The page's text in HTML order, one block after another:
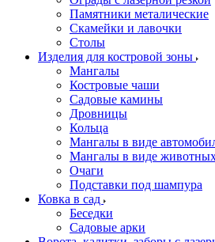
Памятники металические
Скамейки и лавочки
Столы
Изделия для костровой зоны
Мангалы
Костровые чаши
Садовые камины
Дровницы
Кольца
Мангалы в виде
Мангалы в виде
Очаги
Подставки под шампура
Ковка в сад
Беседки
Садовые арки